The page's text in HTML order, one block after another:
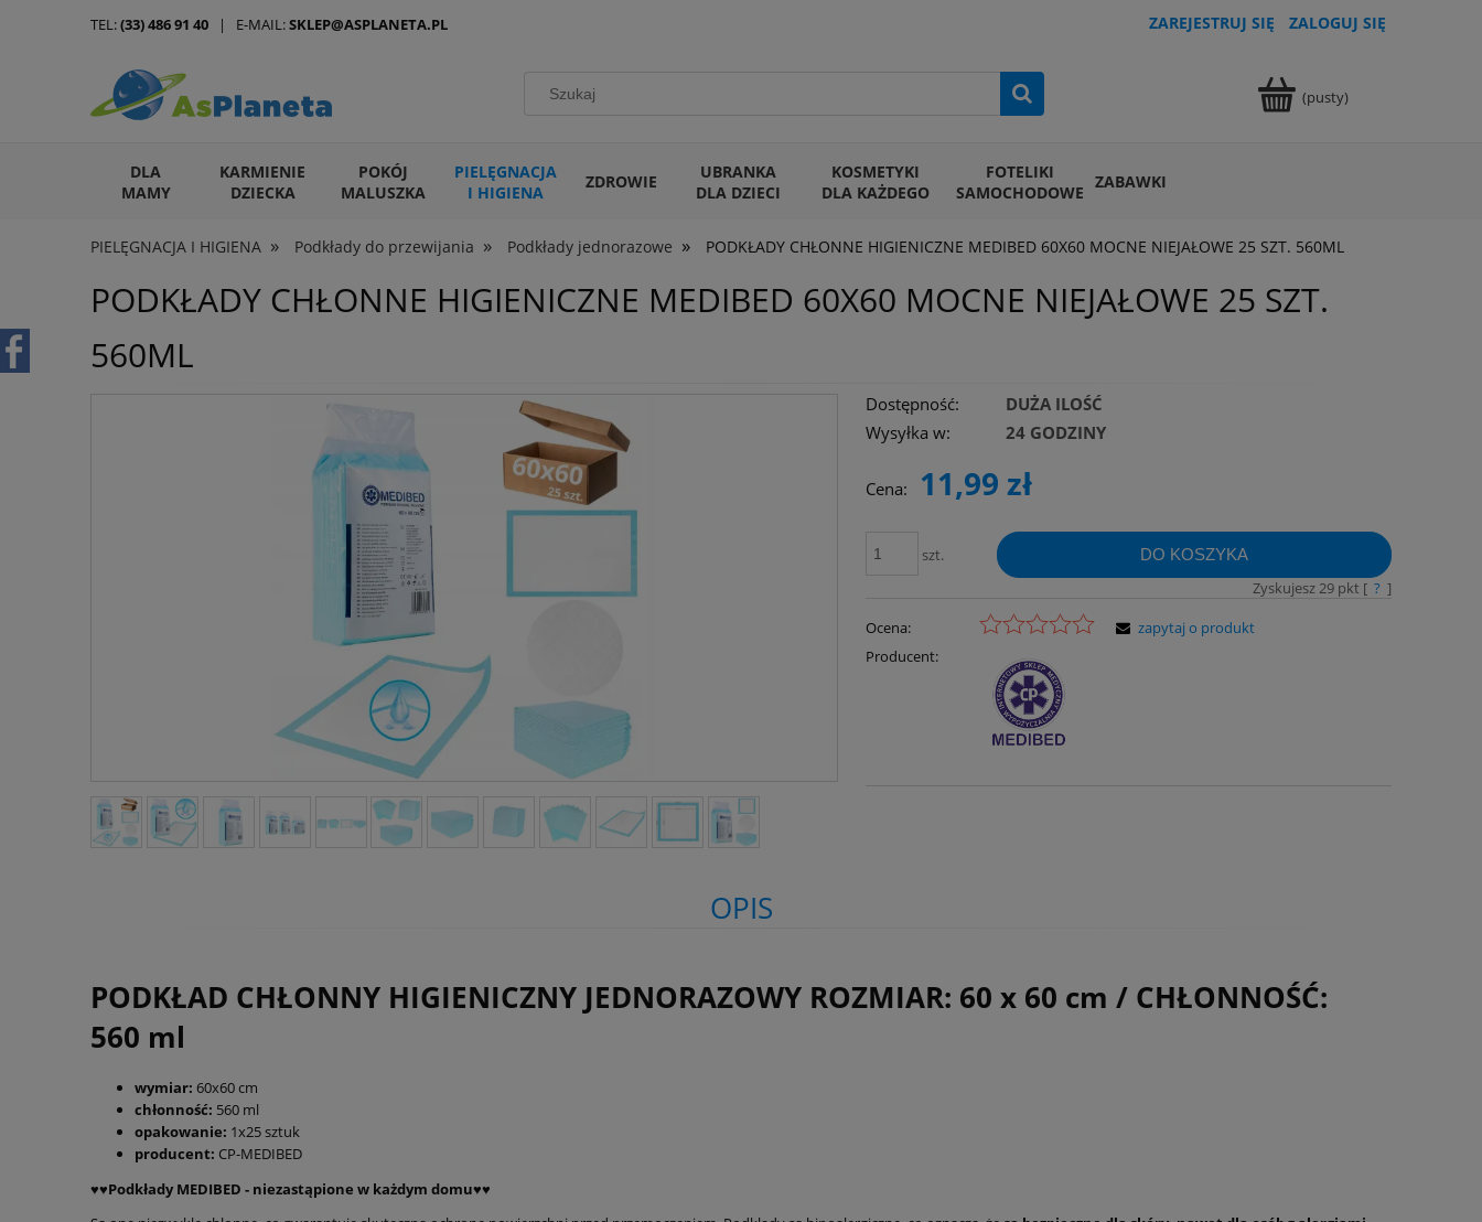
ZAREJESTRUJ SIĘ ZALOGUJ SIĘ
(pusty)
DLA
MAMY
KARMIENIE
DZIECKA
POKÓJ
MALUSZKA
PIELĘGNACJA
I HIGIENA
ZDROWIE
UBRANKA
DLA DZIECI
KOSMETYKI
DLA KAŻDEGO
FOTELIKI
SAMOCHODOWE ZABAWKI
ARTYKUŁY DLA ZWIERZĄT
PIELĘGNACJA I HIGIENA » Podkłady do przewijania » Podkłady jednorazowe » PODKŁADY CHŁONNE HIGIENICZNE MEDIBED 60X60 MOCNE NIEJAŁOWE 25 SZT. 560ML
TEL:(33) 486 91 40 | E-MAIL:SKLEP@ASPLANETA.PL
PODKŁADY CHŁONNE HIGIENICZNE MEDIBED 60X60 MOCNE NIEJAŁOWE 25 SZT.
560ML
Dostępność:
DUŻA ILOŚĆ
Wysyłka w:
24 GODZINY
Cena: 11,99 zł
szt. DO KOSZYKA
Zyskujesz29pkt [ ? ]
Ocena:
Producent:
zapytaj o produkt
OPIS
PODKŁAD CHŁONNY HIGIENICZNY JEDNORAZOWY ROZMIAR: 60 x 60 cm / CHŁONNOŚĆ:
560 ml
wymiar: 60x60 cm
chłonność: 560 ml
opakowanie: 1x25 sztuk
producent: CP-MEDIBED
♥️♥️Podkłady MEDIBED - niezastąpione w każdym domu♥️♥️